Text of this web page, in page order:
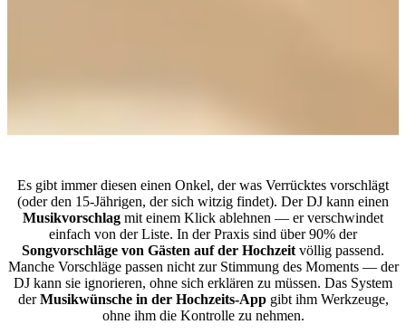
Es gibt immer diesen einen Onkel, der was Verrücktes vorschlägt
(oder den 15-Jährigen, der sich witzig findet). Der DJ kann einen
Musikvorschlag mit einem Klick ablehnen — er verschwindet
einfach von der Liste. In der Praxis sind über 90% der
Songvorschläge von Gästen auf der Hochzeit völlig passend.
Manche Vorschläge passen nicht zur Stimmung des Moments — der
DJ kann sie ignorieren, ohne sich erklären zu müssen. Das System
derMusikwünsche in der Hochzeits-Appgibt ihm Werkzeuge,
ohne ihm die Kontrolle zu nehmen.